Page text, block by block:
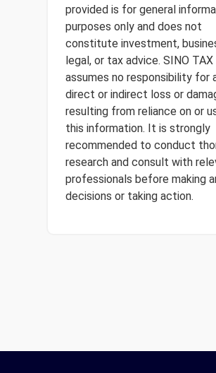
provided is for general
purposes only and does not
constitute investment,
legal, or tax advice. SINO TAX
assumes no responsibility for
direct or indirect loss or
resulting from reliance on or
this information. It is strongly
recommended to conduct
research and consult with
professionals before making
decisions or taking action.